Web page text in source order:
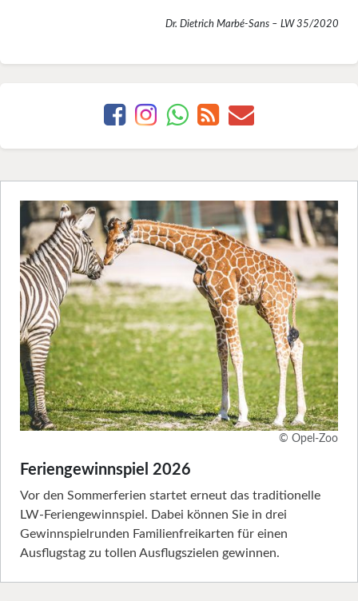
Dr. Dietrich Marbé-Sans – LW 35/2020
© Opel-Zoo
Feriengewinnspiel 2026
Vor den Sommerferien startet erneut das traditionelle
LW-Feriengewinnspiel. Dabei können Sie in drei
Gewinnspielrunden Familienfreikarten für einen
Ausflugstag zu tollen Ausflugszielen gewinnen.